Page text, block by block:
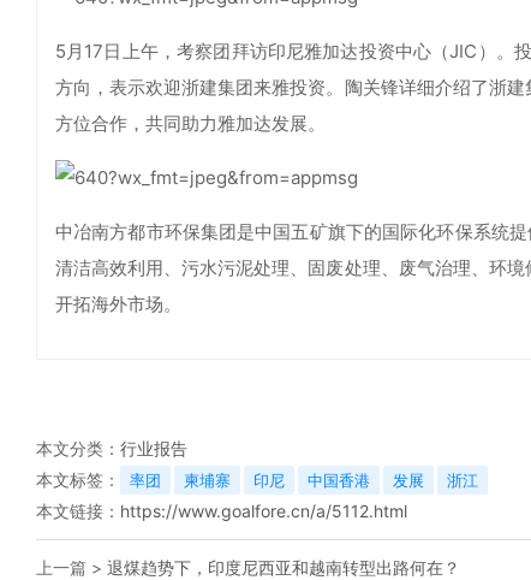
5月17日上午，考察团拜访印尼雅加达投资中心（JIC）。
方向，表示欢迎浙建集团来雅投资。陶关锋详细介绍了浙
方位合作，共同助力雅加达发展。
中冶南方都市环保集团是中国五矿旗下的国际化环保系统
清洁高效利用、污水污泥处理、固废处理、废气治理、环
开拓海外市场。
本文分类： 行业报告
本文标签：
率团 柬埔寨 印尼 中国香港 发展 浙江
本文链接： https://www.goalfore.cn/a/5112.html
上一篇 > 退煤趋势下，印度尼西亚和越南转型出路何在？